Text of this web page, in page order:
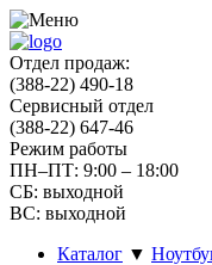
Отдел продаж:
(388-22) 490-18
Сервисный отдел
(388-22) 647-46
Режим работы
ПН–ПТ: 9:00 – 18:00
СБ: выходной
ВС: выходной
Каталог ▼